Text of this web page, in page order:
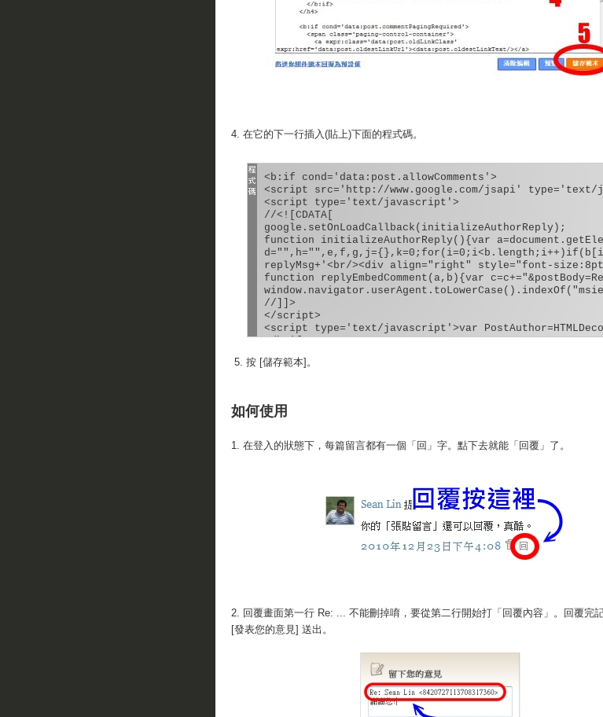
4. 在它的下一行插入(貼上)下面的程式碼。
<b:if cond='data:post.allowComments'>
<script src='http://www.google.com/jsapi' type='text/
<script type='text/javascript'>
//<![CDATA[
google.setOnLoadCallback(initializeAuthorReply);
function initializeAuthorReply(){var
replyMsg+'<br/><div align="right" style="font-size:8pt;
function replyEmbedComment(a,b){var
//]]>
</script>
<script type='text/javascript'>var
</b:if>
5. 按 [儲存範本]。
如何使用
1. 在登入的狀態下，每篇留言都有一個「回」字。點下去就能「回覆」了。
2. 回覆畫面第一行 Re: ... 不能刪掉唷，要從第二行開始打「回覆內容」。回覆完
[發表您的意見] 送出。